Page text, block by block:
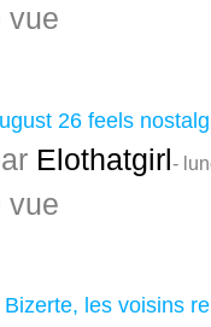
vue
26 feels
Elothatgirl-
vue
Bizerte, les voisins